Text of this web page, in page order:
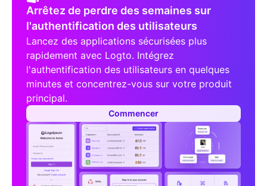
Arrêtez de perdre des semaines sur
l'authentification des utilisateurs
Lancez des applications sécurisées plus
rapidement avec Logto. Intégrez
l'authentification des utilisateurs en quelques
minutes et concentrez-vous sur votre produit
principal.
Commencer